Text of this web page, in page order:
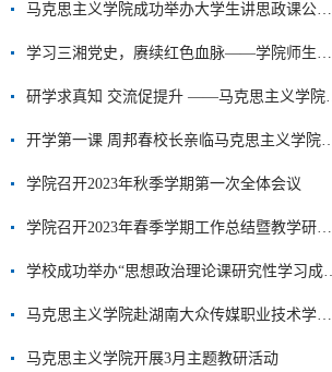
学院召开2023年秋季学期第一次全体会议
马克思主义学院开展3月主题教研活动